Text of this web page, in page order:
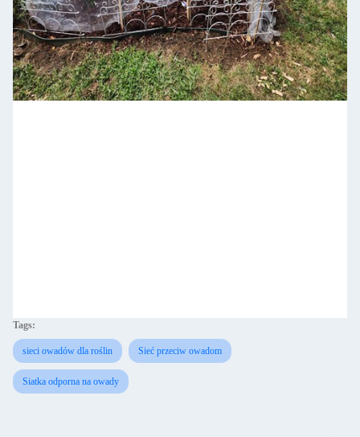
Tags:
sieci owadów dla roślin Sieć przeciw owadom
Siatka odporna na owady